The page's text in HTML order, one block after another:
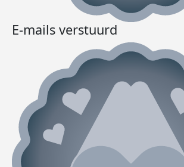
E-mails verstuurd